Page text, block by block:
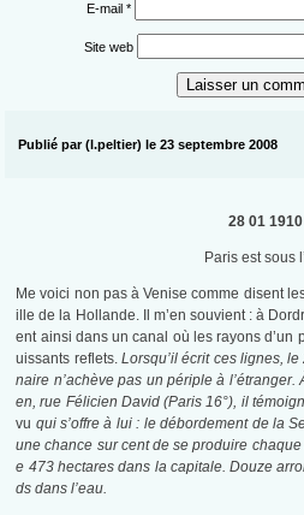
E-mail *
Site web
Publié par (l.peltier) le 23 septembre 2008
28 01 1910
Paris est sous
Me voici non pas à Venise comme disent
ille de la Hollande. Il m’en souvient : à
ent ainsi dans un canal où les rayons d’un
uissants reflets. Lorsqu’il écrit ces lignes,
naire n’achève pas un périple à
en, rue Félicien David (Paris 16°), il
vu qui s’offre à lui : le débordement de la
une chance sur cent de se produire
e 473 hectares dans la capitale. Douze
ds dans l’eau.